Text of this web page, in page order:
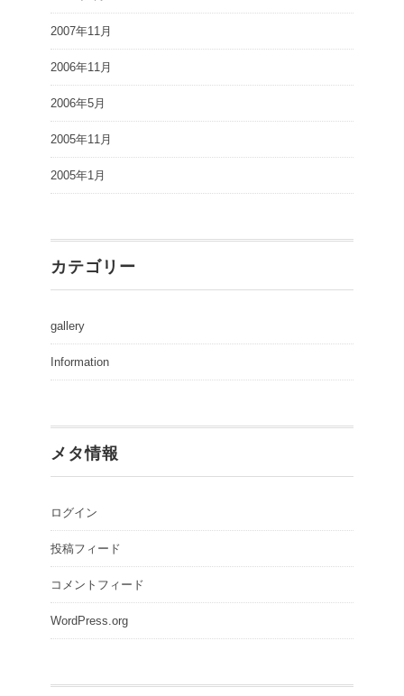
2007年11月
2006年11月
2006年5月
2005年11月
2005年1月
カテゴリー
gallery
Information
メタ情報
ログイン
投稿フィード
コメントフィード
WordPress.org